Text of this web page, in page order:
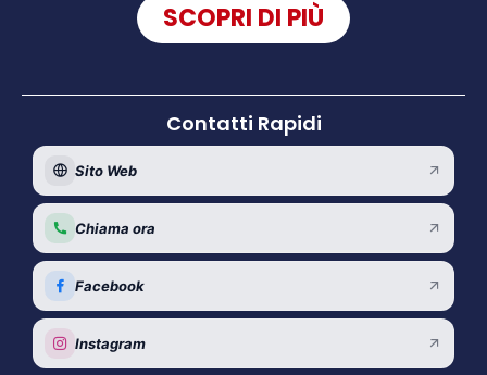
SCOPRI DI PIÙ
Contatti Rapidi
Sito Web
Chiama ora
Facebook
Instagram